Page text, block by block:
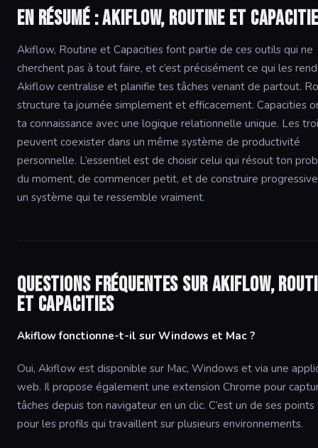
En résumé : Akiflow, Routine et
Akiflow, Routine et Capacities font partie de ces outils qui ne
cherchent pas à tout faire, et c’est précisément ce qui les
Akiflow centralise et planifie tes tâches venant de partout.
structure ta journée simplement et efficacement. Capacities
ta connaissance avec une logique relationnelle unique. Les
peuvent coexister dans un même système de productivité
personnelle. L’essentiel est de choisir celui qui résout ton
du moment, de commencer petit, et de construire
un système qui te ressemble vraiment.
Questions fréquentes sur Akiflow,
et Capacities
Akiflow fonctionne-t-il sur Windows et Mac ?
Oui, Akiflow est disponible sur Mac, Windows et via une
web. Il propose également une extension Chrome pour
tâches depuis ton navigateur en un clic. C’est un de ses
pour les profils qui travaillent sur plusieurs environnements.